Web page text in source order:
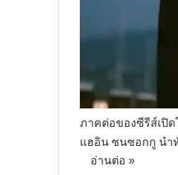
ภาคต่อของซีรีส์เปิ
แฮอิน ซนซอกกู นำ
อ่านต่อ »